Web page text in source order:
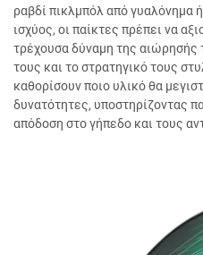
ραβδί πικλμπόλ από γυαλόνημα
ισχύος, οι παίκτες πρέπει να
τρέχουσα δύναμη της αιώρησής
τους και το στρατηγικό τους
καθορίσουν ποιο υλικό θα
δυνατότητες, υποστηρίζοντας
απόδοση στο γήπεδο και τους